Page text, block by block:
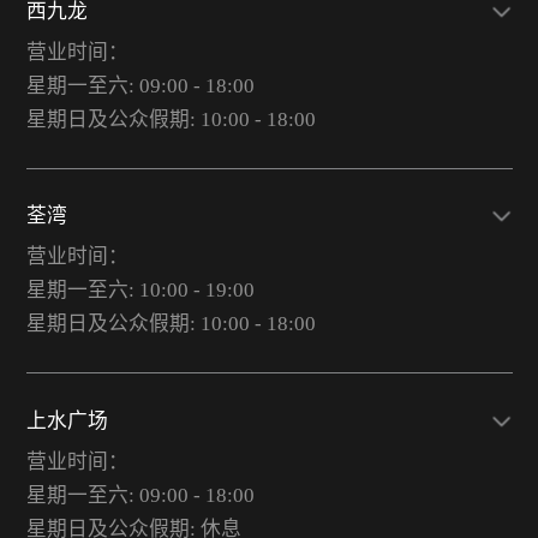
西九龙
营业时间：
星期一至六: 09:00 - 18:00
星期日及公众假期: 10:00 - 18:00
荃湾
营业时间：
星期一至六: 10:00 - 19:00
星期日及公众假期: 10:00 - 18:00
上水广场
营业时间：
星期一至六: 09:00 - 18:00
星期日及公众假期: 休息